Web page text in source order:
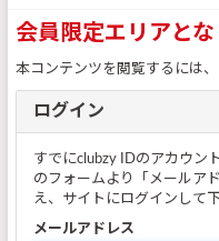
会員限定エリアと
本コンテンツを閲覧するには、
ログイン
すでにclubzy IDのアカウン
のフォームより「メールア
え、サイトにログインして下
メールアドレス